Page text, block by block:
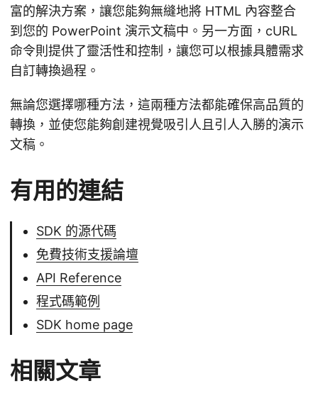
富的解決方案，讓您能夠無縫地將 HTML 內容整合
到您的 PowerPoint 演示文稿中。另一方面，cURL
命令則提供了靈活性和控制，讓您可以根據具體需求
自訂轉換過程。
無論您選擇哪種方法，這兩種方法都能確保高品質的
轉換，並使您能夠創建視覺吸引人且引人入勝的演示
文稿。
有用的連結
SDK 的源代碼
免費技術支援論壇
API Reference
程式碼範例
SDK home page
相關文章